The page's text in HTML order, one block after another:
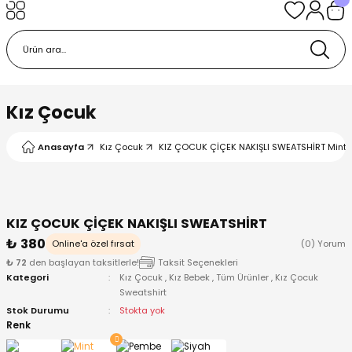
Kız Çocuk
Anasayfa Kız Çocuk KIZ ÇOCUK ÇİÇEK NAKIŞLI SWEATSHİRT
KIZ ÇOCUK ÇİÇEK NAKIŞLI SWEATSHİRT
₺ 380
Online'a özel fırsat
(0) Yorum
₺ 72 den başlayan taksitlerle!
Taksit Seçenekleri
Kategori
Kız Çocuk , Kız Bebek ,Tüm Ürünler , Kız Çocuk
Sweatshirt
Stok Durumu
Stokta yok
Renk
Body
Bere ve Eldiven
Body
ve Patik
Çıkışı ve Zıbın Seti
Ürünleri